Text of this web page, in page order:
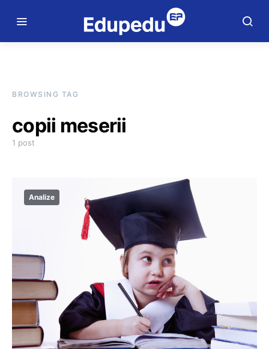
BROWSING TAG
copii meserii
1 post
Analize